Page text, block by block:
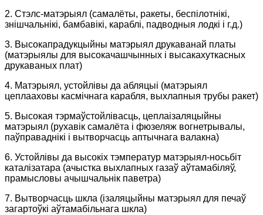
2. Стэлс-матэрыял (самалёты, ракеты, беспілотнікі,
знішчальнікі, бамбавікі, караблі, падводныя лодкі і г.д.)
3. Высокапрадукцыйны матэрыял друкаванай платы
(матэрыялы для высокачашчынных і высакахуткасных
друкаваных плат)
4. Матэрыял, устойлівы да абляцыі (матэрыял
цеплааховы касмічнага карабля, выхлапныя трубы ракет)
5. Высокая тэрмаўстойлівасць, цеплаізаляцыйны
матэрыял (рухавік самалёта і фюзеляж вогнетрывалы,
паўправаднікі і вытворчасць аптычнага валакна)
6. Устойлівы да высокіх тэмператур матэрыял-носьбіт
каталізатара (ачыстка выхлапных газаў аўтамабіляў,
прамысловы ачышчальнік паветра)
7. Вытворчасць шкла (ізаляцыйны матэрыял для печаў
загартоўкі аўтамабільнага шкла)